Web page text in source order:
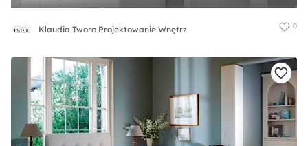
Klaudia Tworo Projektowanie Wnętrz 0